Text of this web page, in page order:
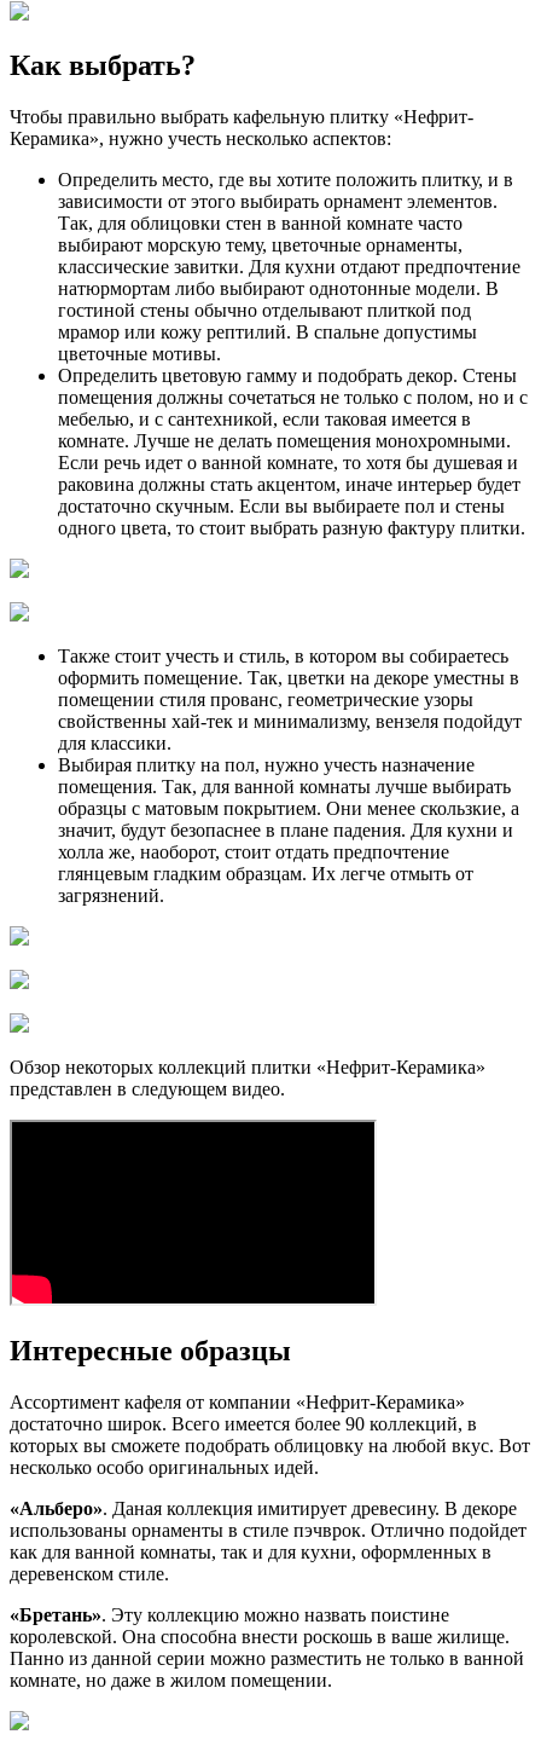
Как выбрать?
Чтобы правильно выбрать кафельную плитку «Нефрит-
Керамика», нужно учесть несколько аспектов:
Определить место, где вы хотите положить плитку, и в
зависимости от этого выбирать орнамент элементов.
Так, для облицовки стен в ванной комнате часто
выбирают морскую тему, цветочные орнаменты,
классические завитки. Для кухни отдают предпочтение
натюрмортам либо выбирают однотонные модели. В
гостиной стены обычно отделывают плиткой под
мрамор или кожу рептилий. В спальне допустимы
цветочные мотивы.
Определить цветовую гамму и подобрать декор. Стены
помещения должны сочетаться не только с полом, но и с
мебелью, и с сантехникой, если таковая имеется в
комнате. Лучше не делать помещения монохромными.
Если речь идет о ванной комнате, то хотя бы душевая и
раковина должны стать акцентом, иначе интерьер будет
достаточно скучным. Если вы выбираете пол и стены
одного цвета, то стоит выбрать разную фактуру плитки.
Также стоит учесть и стиль, в котором вы собираетесь
оформить помещение. Так, цветки на декоре уместны в
помещении стиля прованс, геометрические узоры
свойственны хай-тек и минимализму, вензеля подойдут
для классики.
Выбирая плитку на пол, нужно учесть назначение
помещения. Так, для ванной комнаты лучше выбирать
образцы с матовым покрытием. Они менее скользкие, а
значит, будут безопаснее в плане падения. Для кухни и
холла же, наоборот, стоит отдать предпочтение
глянцевым гладким образцам. Их легче отмыть от
загрязнений.
Обзор некоторых коллекций плитки «Нефрит-Керамика»
представлен в следующем видео.
Интересные образцы
Ассортимент кафеля от компании «Нефрит-Керамика»
достаточно широк. Всего имеется более 90 коллекций, в
которых вы сможете подобрать облицовку на любой вкус. Вот
несколько особо оригинальных идей.
«Альберо». Даная коллекция имитирует древесину. В декоре
использованы орнаменты в стиле пэчврок. Отлично подойдет
как для ванной комнаты, так и для кухни, оформленных в
деревенском стиле.
«Бретань». Эту коллекцию можно назвать поистине
королевской. Она способна внести роскошь в ваше жилище.
Панно из данной серии можно разместить не только в ванной
комнате, но даже в жилом помещении.